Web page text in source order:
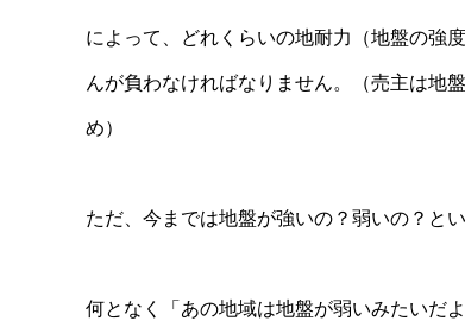
によって、どれくらいの地耐力（地盤の強
んが負わなければなりません。（売主は地
め）
ただ、今までは地盤が強いの？弱いの？と
何となく「あの地域は地盤が弱いみたいだ